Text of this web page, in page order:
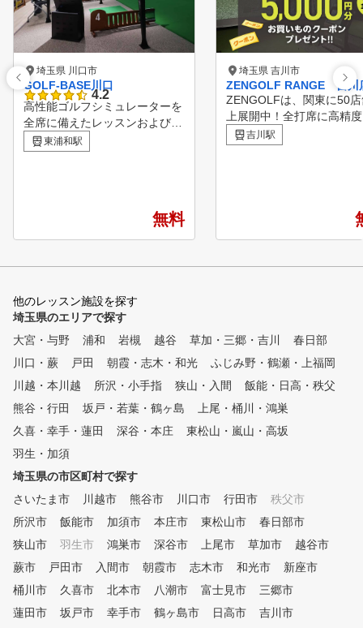
埼玉県 川口市
GOLF-BASE川口
4.2
高性能ゴルフシミュレーターを
全席に備えたレッスンおよび練
習できるインドアゴルフ練習場
です。 シミュレーターで、シ
します。「見える化」したデー
タをもとに、ティーチングプロ
な練習が行えます。 グループ
人数制レッスンで、ティーチン
グプロA級ライセンスを取得し
ているティーチングプロが、個
人レッスンカルテを作成し、一
人一人にきめ細かいレッスンを
行います。 初心者から上級者
の課題や改善点をやさしく丁寧
に解説します。
東浦和駅
無料
埼玉県 吉川市
ZENGOLF RANGE 吉川
ZENGOLFは、関東に50
上展開中！全打席に高精
ュレーターを完備したレ
受け放題・レンジ使い放
度でも受けられて、短期
スコアアップを目指すこ
題が「見える化」されま
た、毎回自動的に2方向か
生や一時停止などで自分
ームを客観的かつ詳細に
ることができます。 ②シミュ
レーターを活用した専属
専属プロがレッスンをお
ます。会員様に目標をお
、シミュレーターの映像
データを確認しながら、
にわかりやすくレッスン
。会員様一人一人のレッ
回の復習や今後の課題な
吉川駅
他のレッスン施設を探す
埼玉県のエリアで探す
大宮・与野
浦和 岩槻 越谷 草加・三郷・吉川
春日部
川口・蕨
戸田 朝霞・志木・和光
ふじみ野・鶴瀬・上福岡
川越・本川越
所沢・小手指 狭山・入間
飯能・日高・秩父
熊谷・行田
坂戸・若葉・鶴ヶ島
上尾・桶川・鴻巣
久喜・幸手・蓮田
深谷・本庄
東松山・嵐山・高坂
羽生・加須
埼玉県の市区町村で探す
さいたま市
川越市 熊谷市 川口市 行田市
秩父市
所沢市
飯能市 加須市 本庄市 東松山市
春日部市
狭山市
羽生市 鴻巣市 深谷市 上尾市 草加市
越谷市
蕨市
戸田市 入間市 朝霞市 志木市 和光市
新座市
桶川市
久喜市 北本市 八潮市 富士見市
三郷市
蓮田市
坂戸市 幸手市 鶴ヶ島市 日高市
吉川市